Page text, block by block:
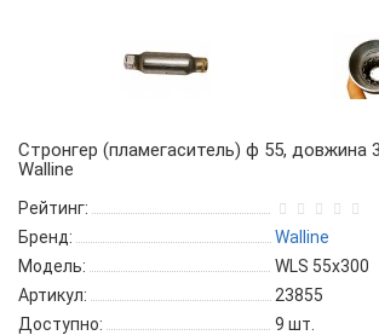
Стронгер (пламегаситель) ф 55, довжина
Walline
Рейтинг:
Бренд:
Walline
Модель:
WLS 55x300
Артикул:
23855
Доступно:
9 шт.